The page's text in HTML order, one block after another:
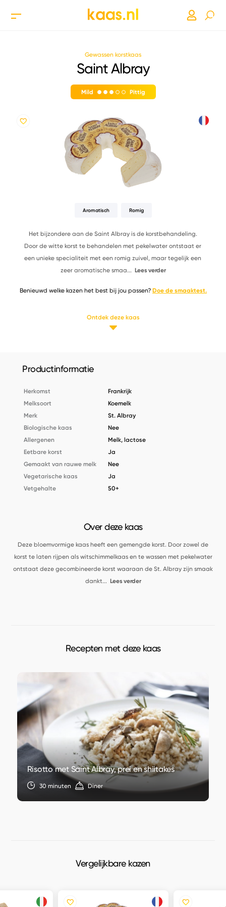
Gewassen korstkaas
Saint Albray
Mild Pittig
Aromatisch Romig
Het bijzondere aan de Saint Albray is de korstbehandeling.
Door de witte korst te behandelen met pekelwater ontstaat er
een unieke specialiteit met een romig zuivel, maar tegelijk een
zeer aromatische smaa... Lees verder
Benieuwd welke kazen het best bij jou passen? Doe de smaaktest.
Ontdek deze kaas
Productinformatie
Herkomst
Frankrijk
Melksoort
Koemelk
Merk
St. Albray
Biologische kaas
Nee
Allergenen
Melk, lactose
Eetbare korst
Ja
Gemaakt van rauwe melk
Nee
Vegetarische kaas
Ja
Vetgehalte
50+
Over deze kaas
Deze bloemvormige kaas heeft een gemengde korst. Door zowel de
korst te laten rijpen als witschimmelkaas en te wassen met pekelwater
ontstaat deze gecombineerde korst waaraan de St. Albray zijn smaak
dankt... Lees verder
Recepten met deze kaas
Risotto met Saint Albray, prei en shiitakes
30 minuten Diner
Vergelijkbare kazen